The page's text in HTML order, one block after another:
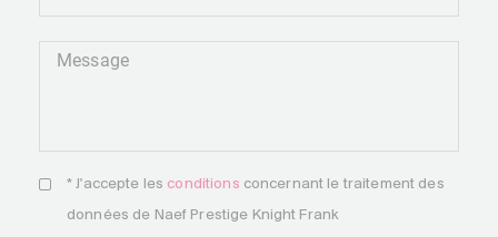
Message
* J'accepte les conditions concernant le traitement des
données de Naef Prestige Knight Frank